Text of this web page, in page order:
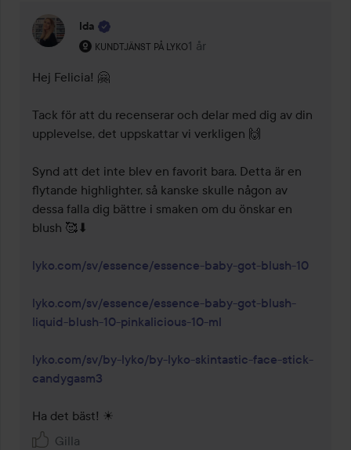
Ida
KUNDTJÄNST PÅ LYKO
Användarens roll: Kundtjänst på Lyko.
1 år
Kommentaren lades 1 år
Hej Felicia! 🤗
Tack för att du recenserar och delar med dig av din
upplevelse, det uppskattar vi verkligen 🙌
Synd att det inte blev en favorit bara. Detta är en
flytande highlighter, så kanske skulle någon av
dessa falla dig bättre i smaken om du önskar en
blush 🥰⬇
lyko.com/sv/essence/essence-baby-got-blush-10
lyko.com/sv/essence/essence-baby-got-blush-
liquid-blush-10-pinkalicious-10-ml
lyko.com/sv/by-lyko/by-lyko-skintastic-face-stick-
candygasm3
Gilla